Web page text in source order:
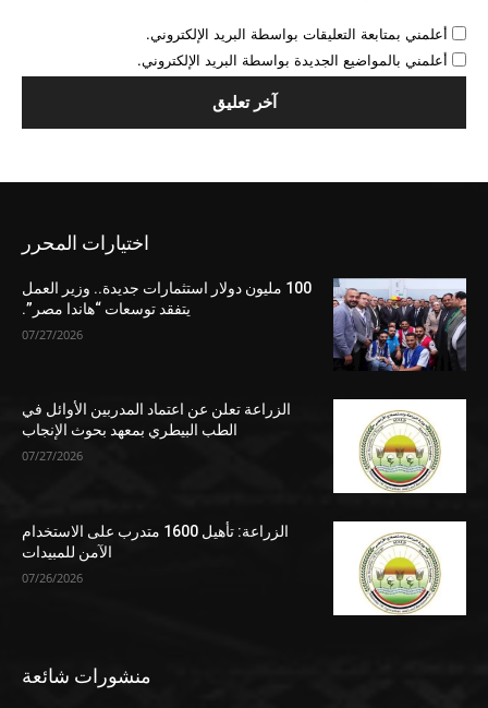
أعلمني بمتابعة التعليقات بواسطة البريد الإلكتروني.
أعلمني بالمواضيع الجديدة بواسطة البريد الإلكتروني.
اختيارات المحرر
100 مليون دولار استثمارات جديدة.. وزير العمل
يتفقد توسعات “هاندا مصر”.
07/27/2026
الزراعة تعلن عن اعتماد المدربين الأوائل في
الطب البيطري بمعهد بحوث الإنجاب
07/27/2026
الزراعة: تأهيل 1600 متدرب على الاستخدام
الآمن للمبيدات
07/26/2026
منشورات شائعة